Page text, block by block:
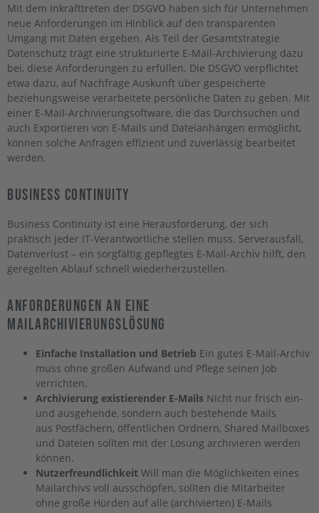
Mit dem Inkrafttreten der DSGVO haben sich für Unternehmen
neue Anforderungen im Hinblick auf den transparenten
Umgang mit Daten ergeben. Als Teil der Gesamtstrategie
Datenschutz trägt eine strukturierte E-Mail-Archivierung dazu
bei, diese Anforderungen zu erfüllen. Die DSGVO verpflichtet
etwa dazu, auf Nachfrage Auskunft über gespeicherte
beziehungsweise verarbeitete persönliche Daten zu geben. Mit
einer E-Mail-Archivierungsoftware, die das Durchsuchen und
auch Exportieren von E-Mails und Dateianhängen ermöglicht,
können solche Anfragen effizient und zuverlässig bearbeitet
werden.
Business Continuity
Business Continuity ist eine Herausforderung, der sich
praktisch jeder IT-Verantwortliche stellen muss. Serverausfall,
Datenverlust – ein sorgfältig gepflegtes E-Mail-Archiv hilft, den
geregelten Ablauf schnell wiederherzustellen.
Anforderungen An Eine
Mailarchivierungslösung
Einfache Installation und Betrieb Ein gutes E-Mail-Archiv
muss ohne großen Aufwand und Pflege seinen Job
verrichten.
Archivierung existierender E-Mails Nicht nur frisch ein-
und ausgehende, sondern auch bestehende Mails
aus Postfächern, öffentlichen Ordnern, Shared Mailboxes
und Dateien sollten mit der Lösung archivieren werden
können.
Nutzerfreundlichkeit Will man die Möglichkeiten eines
Mailarchivs voll ausschöpfen, sollten die Mitarbeiter
ohne große Hürden auf alle (archivierten) E-Mails